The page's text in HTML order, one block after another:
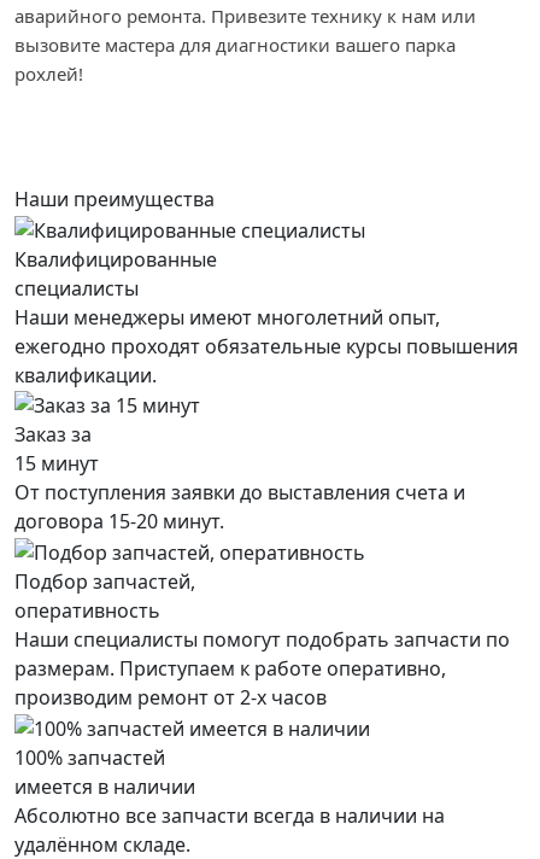
аварийного ремонта. Привезите технику к нам или
вызовите мастера для диагностики вашего парка
рохлей!
Наши преимущества
Квалифицированные
специалисты
Наши менеджеры имеют многолетний опыт,
ежегодно проходят обязательные курсы повышения
квалификации.
Заказ за
15 минут
От поступления заявки до выставления счета и
договора 15-20 минут.
Подбор запчастей,
оперативность
Наши специалисты помогут подобрать запчасти по
размерам. Приступаем к работе оперативно,
производим ремонт от 2-х часов
100% запчастей
имеется в наличии
Абсолютно все запчасти всегда в наличии на
удалённом складе.